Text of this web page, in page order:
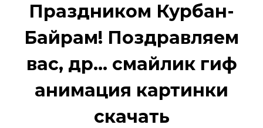
Праздником Курбан-
Байрам! Поздравляем
вас, др... смайлик гиф
анимация картинки
скачать